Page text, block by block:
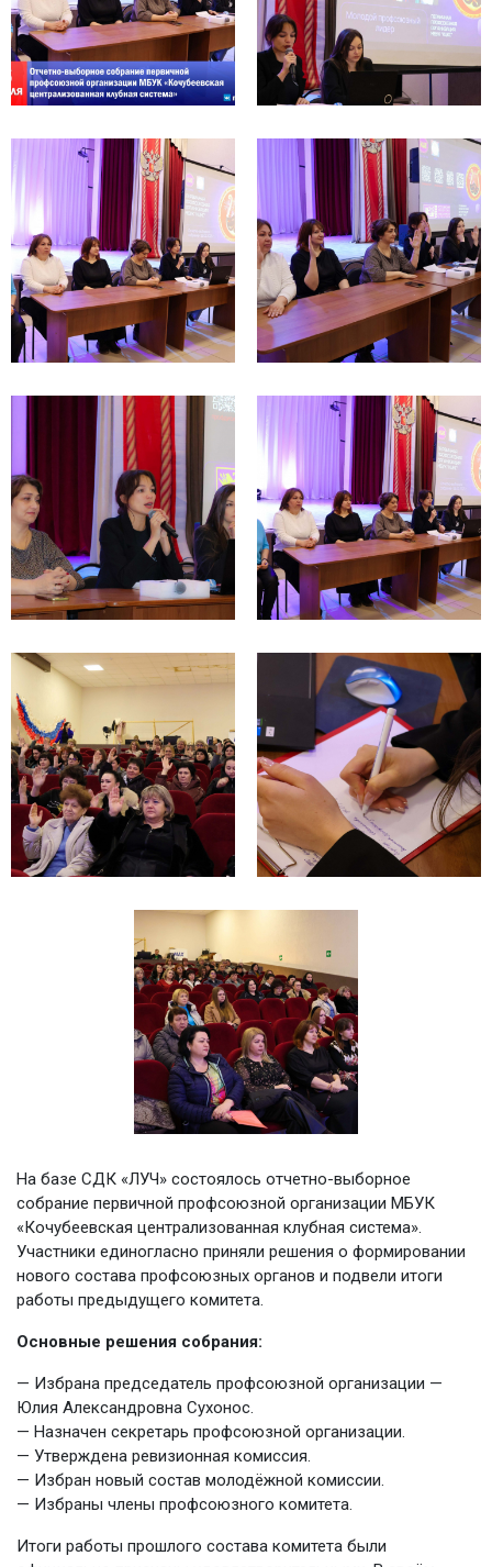
На базе СДК «ЛУЧ» состоялось отчетно-выборное
собрание первичной профсоюзной организации МБУК
«Кочубеевская централизованная клубная система».
Участники единогласно приняли решения о формировании
нового состава профсоюзных органов и подвели итоги
работы предыдущего комитета.
Основные решения собрания:
— Избрана председатель профсоюзной организации —
Юлия Александровна Сухонос.
— Назначен секретарь профсоюзной организации.
— Утверждена ревизионная комиссия.
— Избран новый состав молодёжной комиссии.
— Избраны члены профсоюзного комитета.
Итоги работы прошлого состава комитета были